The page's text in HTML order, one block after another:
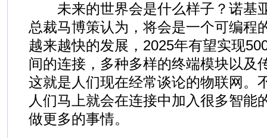
未来的世界会是什么样子？诺基
总裁马博策认为，将会是一个可编程
越来越快的发展，2025年有望实现
间的连接，多种多样的终端模块以及
这就是人们现在经常谈论的物联网。
人们马上就会在连接中加入很多智能
做更多的事情。